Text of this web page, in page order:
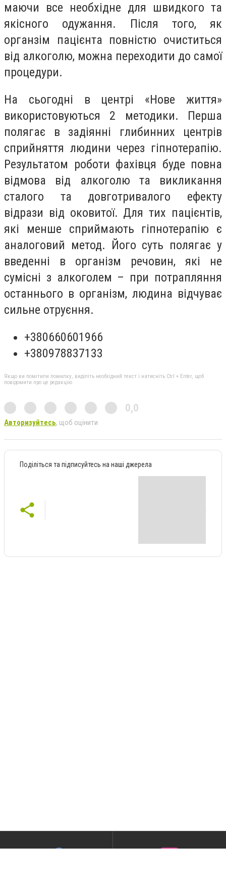
маючи все необхідне для швидкого та
якісного одужання. Після того, як
органзім пацієнта повністю очиститься
від алкоголю, можна переходити до самої
процедури.
На сьогодні в центрі «Нове життя»
використовуються 2 методики. Перша
полягає в задіянні глибинних центрів
сприйняття людини через гіпнотерапію.
Результатом роботи фахівця буде повна
відмова від алкоголю та викликання
сталого та довготривалого ефекту
відрази від оковитої. Для тих пацієнтів,
які менше сприймають гіпнотерапію є
аналоговий метод. Його суть полягає у
введенні в організм речовин, які не
сумісні з алкоголем – при потрапляння
останнього в організм, людина відчуває
сильне отруєння.
+380660601966
+380978837133
Якщо ви помітили помилку, виділіть необхідний текст і натисніть Ctrl + Enter, щоб
повідомити про це редакцію
0,0
Авторизуйтесь, щоб оцінити
Поділіться та підписуйтесь на наші джерела